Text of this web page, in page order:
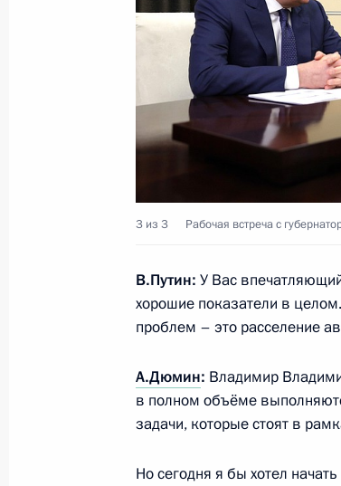
28 августа 2024 года, 13:50
Встреча с губернатором
Бабушкиным
и безопасности систем
8 августа 2024 года, 21:05
Подписан закон о защите
банкротстве
3 из 3 Рабочая встреча с
В.Путин: У Вас
хорошие показатели в
проблем – это расселение
А.Дюмин: Владимир
в полном объёме
задачи, которые стоят в
Но сегодня я бы хотел